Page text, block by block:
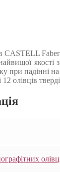
CASTELL
при падінні
12 олівців